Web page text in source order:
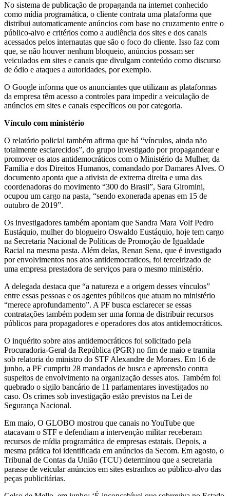
No sistema de publicação de propaganda na internet conhecido
como mídia programática, o cliente contrata uma plataforma que
distribui automaticamente anúncios com base no cruzamento entre o
público-alvo e critérios como a audiência dos sites e dos canais
acessados pelos internautas que são o foco do cliente. Isso faz com
que, se não houver nenhum bloqueio, anúncios possam ser
veiculados em sites e canais que divulgam conteúdo como discurso
de ódio e ataques a autoridades, por exemplo.
O Google informa que os anunciantes que utilizam as plataformas
da empresa têm acesso a controles para impedir a veiculação de
anúncios em sites e canais específicos ou por categoria.
Vínculo com ministério
O relatório policial também afirma que há “vínculos, ainda não
totalmente esclarecidos”, do grupo investigado por propagandear e
promover os atos antidemocráticos com o Ministério da Mulher, da
Família e dos Direitos Humanos, comandado por Damares Alves. O
documento aponta que a ativista de extrema direita e uma das
coordenadoras do movimento “300 do Brasil”, Sara Giromini,
ocupou um cargo na pasta, “sendo exonerada apenas em 15 de
outubro de 2019”.
Os investigadores também apontam que Sandra Mara Volf Pedro
Eustáquio, mulher do blogueiro Oswaldo Eustáquio, hoje tem cargo
na Secretaria Nacional de Políticas de Promoção de Igualdade
Racial na mesma pasta. Além delas, Renan Sena, que é investigado
por envolvimentos nos atos antidemocraticos, foi terceirizado de
uma empresa prestadora de serviços para o mesmo ministério.
A delegada destaca que “a natureza e a origem desses vínculos”
entre essas pessoas e os agentes públicos que atuam no ministério
“merece aprofundamento”. A PF busca esclarecer se essas
contratações também podem ser uma forma de distribuir recursos
públicos para propagadores e operadores dos atos antidemocráticos.
O inquérito sobre atos antidemocráticos foi solicitado pela
Procuradoria-Geral da República (PGR) no fim de maio e tramita
sob relatoria do ministro do STF Alexandre de Moraes. Em 16 de
junho, a PF cumpriu 28 mandados de busca e apreensão contra
suspeitos de envolvimento na organização desses atos. Também foi
quebrado o sigilo bancário de 11 parlamentares investigados no
caso. Os crimes sob investigação estão previstos na Lei de
Segurança Nacional.
Em maio, O GLOBO mostrou que canais no YouTube que
atacavam o STF e defendiam a intervenção militar receberam
recursos de mídia programática de empresas estatais. Depois, a
mesma prática foi identificada em anúncios da Secom. Em agosto, o
Tribunal de Contas da União (TCU) determinou que a secretaria
parasse de veicular anúncios em sites estranhos ao público-alvo das
peças publicitárias.